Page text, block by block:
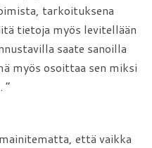
tarkoituksena
tietoja myös levitellään
saate sanoilla
myös osoittaa sen miksi
”
että vaikka